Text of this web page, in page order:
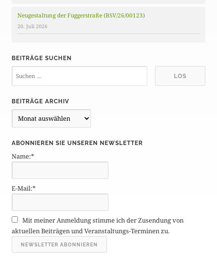
Neugestaltung der Fuggerstraße (BSV/26/00123)
20. Juli 2026
BEITRÄGE SUCHEN
BEITRÄGE ARCHIV
e
t
r
g
e
r
c
h
v
ABONNIEREN SIE UNSEREN NEWSLETTER
Name:*
E-Mail:*
Mit meiner Anmeldung stimme ich der Zusendung von
aktuellen Beiträgen und Veranstaltungs-Terminen zu.